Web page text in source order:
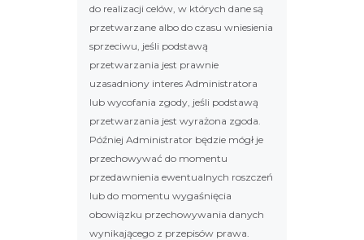
do realizacji celów, w których dane są
przetwarzane albo do czasu wniesienia
sprzeciwu, jeśli podstawą
przetwarzania jest prawnie
uzasadniony interes Administratora
lub wycofania zgody, jeśli podstawą
przetwarzania jest wyrażona zgoda.
Później Administrator będzie mógł je
przechowywać do momentu
przedawnienia ewentualnych roszczeń
lub do momentu wygaśnięcia
obowiązku przechowywania danych
wynikającego z przepisów prawa.